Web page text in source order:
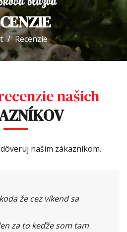
Recenzie
našich
našim zákazníkom.
že cez víkend sa
za to keďže som tam